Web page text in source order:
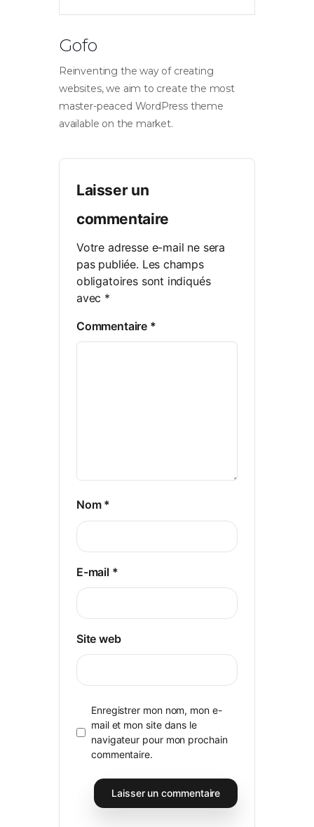
Gofo
Reinventing the way of creating
websites, we aim to create the most
master-peaced WordPress theme
available on the market.
Laisser un
commentaire
Votre adresse e-mail ne sera
pas publiée. Les champs
obligatoires sont indiqués
avec *
Commentaire *
Nom *
E-mail *
Site web
Enregistrer mon nom, mon e-
mail et mon site dans le
navigateur pour mon prochain
commentaire.